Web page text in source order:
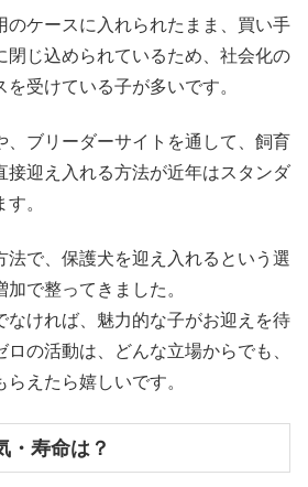
のケースに入れられたまま、買い手
閉じ込められているため、社会化の
受けている子が多いです。
、ブリーダーサイトを通して、飼育
接迎え入れる方法が近年はスタンダ
。
法で、保護犬を迎え入れるという選
で整ってきました。
なければ、魅力的な子がお迎えを待
の活動は、どんな立場からでも、
えたら嬉しいです。
・寿命は？